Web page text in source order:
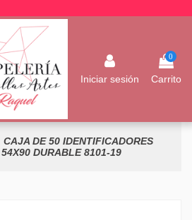
Iniciar sesión
0
Carrito
CAJA DE 50 IDENTIFICADORES
DURABLE 8101-19